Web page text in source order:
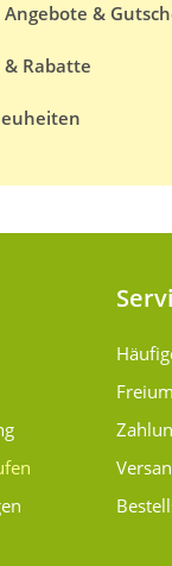
Angebote &
Rabatte